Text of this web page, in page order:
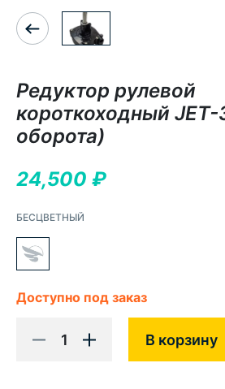
Редуктор рулевой
короткоходный JET-
оборота)
24,500 ₽
БЕСЦВЕТНЫЙ
Доступно под заказ
1 В корзину